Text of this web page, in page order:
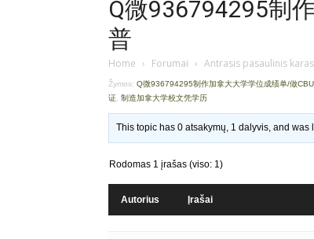
Q微936794295制
普
Home › Forumai › Antrasis pasaulinis
Žymos: Q微936794295制作加拿大大学学位成绩单/做
证 制造加拿大学校文凭学历
This topic has 0 atsakymų, 1 dalyvis, and
Rodomas 1 įrašas (viso: 1)
Autorius Įrašai